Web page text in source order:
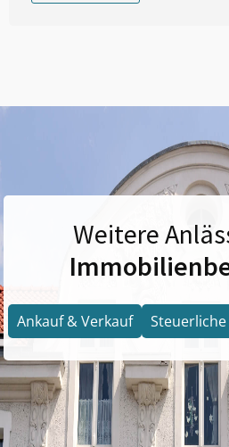
Weitere
Ankauf & Verkauf